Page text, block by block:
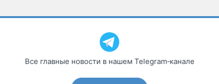
Все главные новости в нашем Telegram‑канале